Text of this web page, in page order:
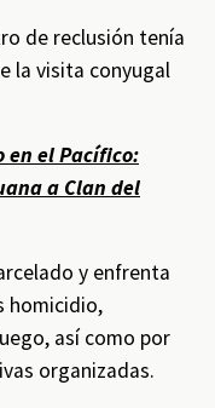
de reclusión tenía
la visita conyugal
en el Pacífico:
a Clan del
y enfrenta
homicidio,
así como por
organizadas.